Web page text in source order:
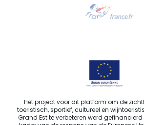
Stuur ons een e-mail
Het project voor dit platform om de
toeristisch, sportief, cultureel en
Grand Est te verbeteren werd gefinancierd